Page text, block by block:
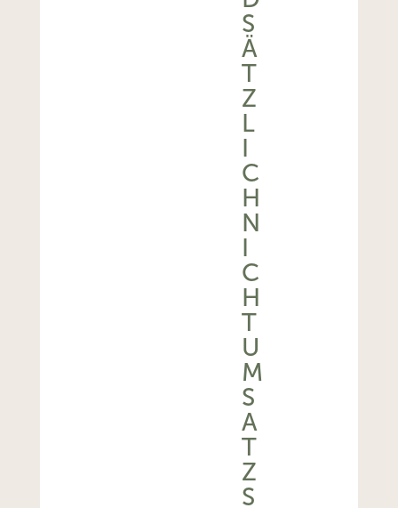
S
Ä
T
Z
L
I
C
H
N
I
C
H
T
U
M
S
A
T
Z
S